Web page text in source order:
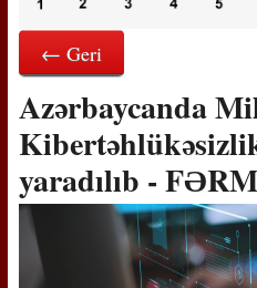
← Geri
Azərbaycanda
yaradılıb -